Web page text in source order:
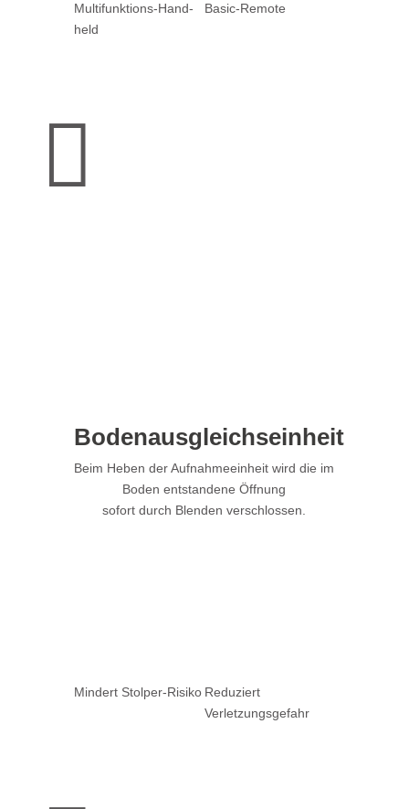
Multi­funktions-Hand­
held
Basic-Remote

Bodenausgleichseinheit
Beim Heben der Aufnahmeeinheit wird die im
Boden entstandene Öffnung
sofort durch Blenden verschlossen.
Mindert Stolper-Risiko Reduziert
Verletzungs­gefahr